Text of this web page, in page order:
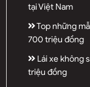
tại Việt Nam
Top những
700 triệu đồng
Lái xe không
triệu đồng